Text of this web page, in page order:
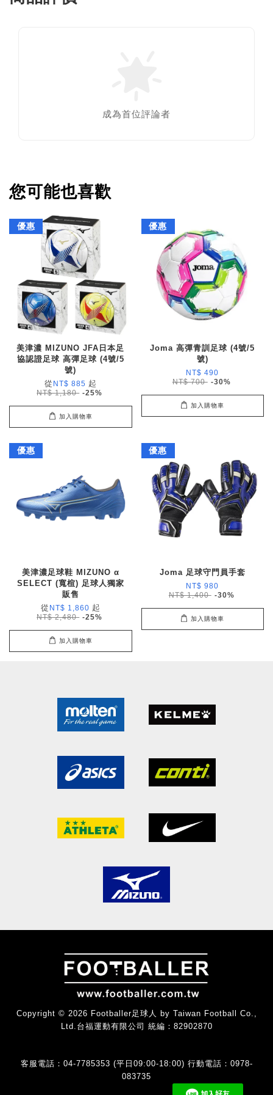
成為首位評論者
您可能也喜歡
優惠
美津濃 MIZUNO JFA日本足
協認證足球 高彈足球 (4號/5
號)
從 NT$ 885 起
NT$ 1,180 -25%
加入購物車
優惠
Joma 高彈青訓足球 (4號/5
號)
NT$ 490
NT$ 700 -30%
加入購物車
優惠
美津濃足球鞋 MIZUNO α
SELECT (寬楦) 足球人獨家
販售
從 NT$ 1,860 起
NT$ 2,480 -25%
加入購物車
優惠
Joma 足球守門員手套
NT$ 980
NT$ 1,400 -30%
加入購物車
Copyright © 2026 Footballer足球人 by Taiwan Football Co.,
Ltd.台福運動有限公司 統編：82902870
客服電話：04-7785353 (平日09:00-18:00) 行動電話：0978-
083735